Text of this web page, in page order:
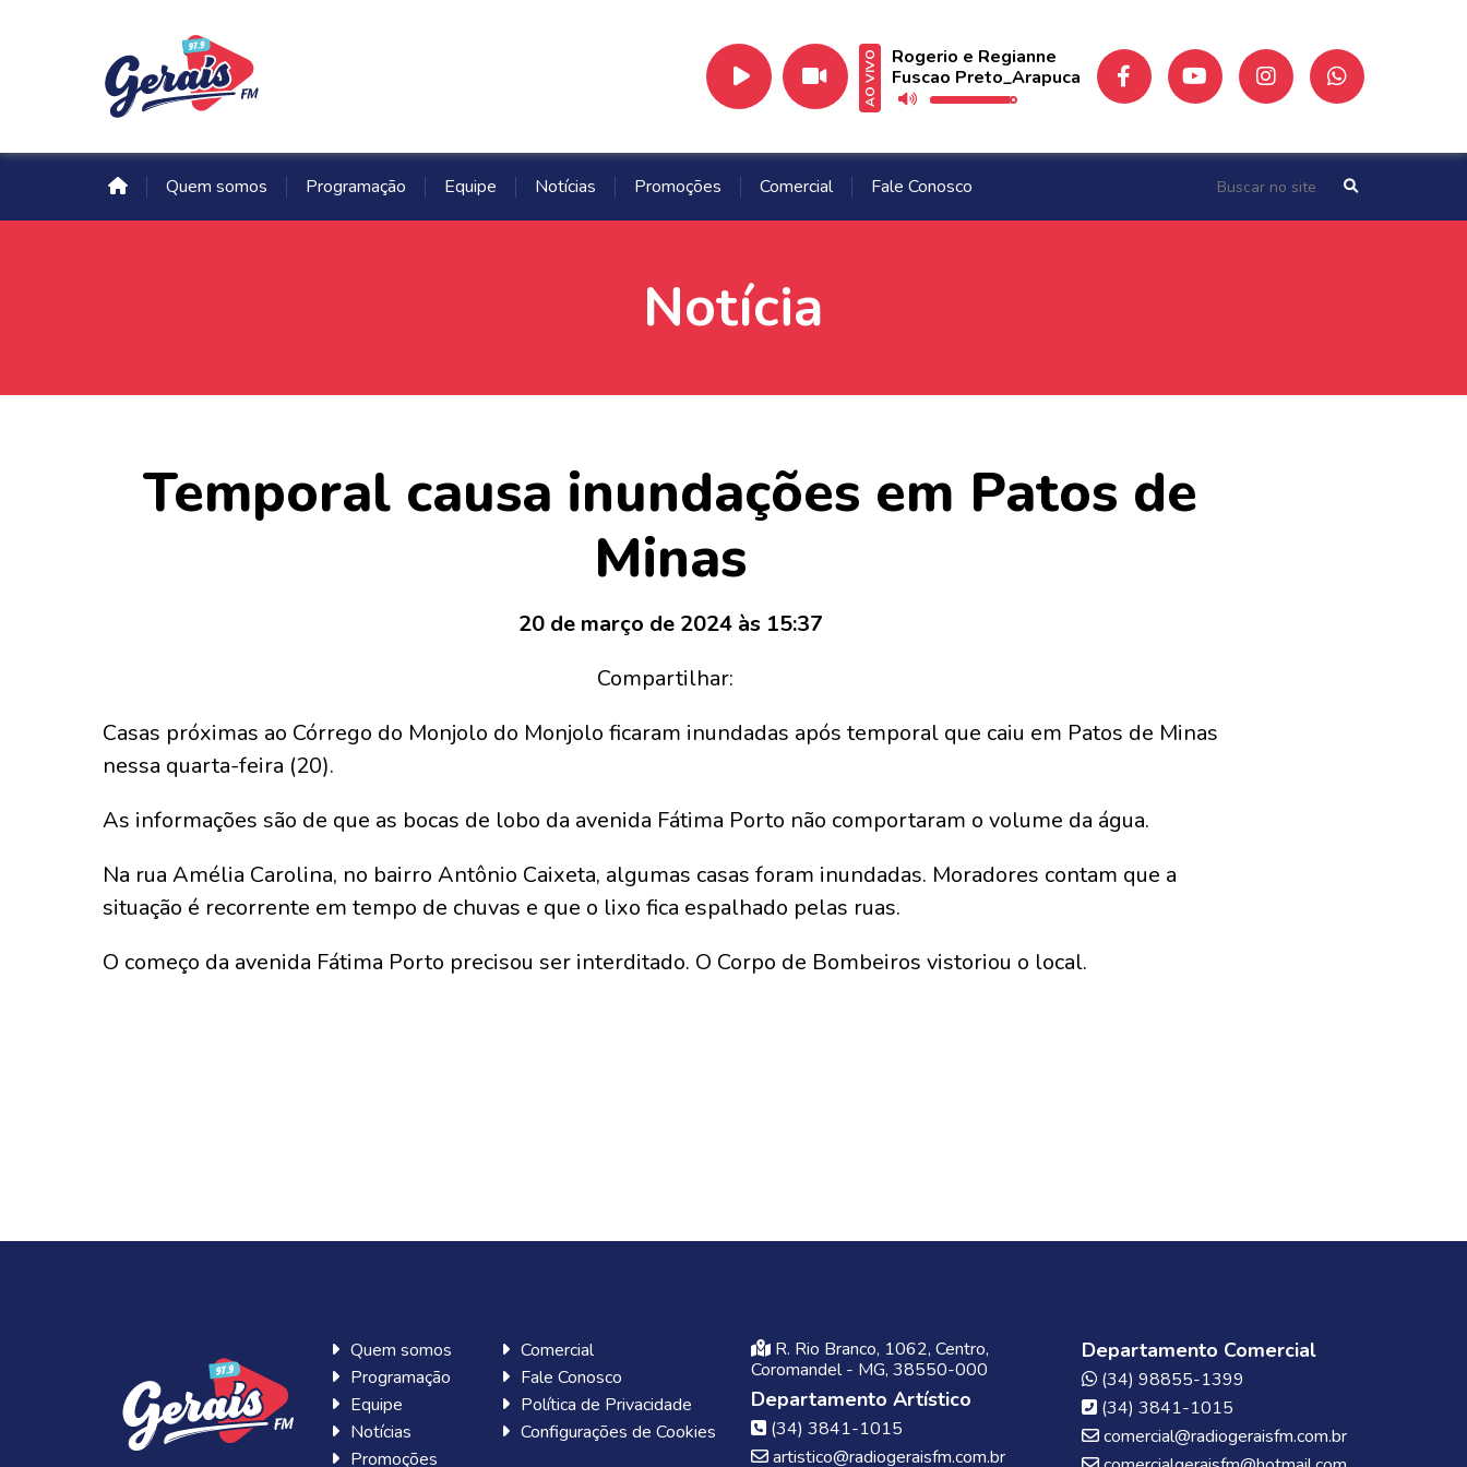
AO VIVO
Rogerio e Regianne
Fuscao Preto_Arapuca
Quem somos Programação Equipe Notícias Promoções Comercial Fale Conosco
Notícia
Temporal causa inundações em Patos de
Minas
20 de março de 2024 às 15:37
Compartilhar:
Casas próximas ao Córrego do Monjolo do Monjolo ficaram inundadas após temporal que caiu em Patos de Minas
nessa quarta-feira (20).
As informações são de que as bocas de lobo da avenida Fátima Porto não comportaram o volume da água.
Na rua Amélia Carolina, no bairro Antônio Caixeta, algumas casas foram inundadas. Moradores contam que a
situação é recorrente em tempo de chuvas e que o lixo fica espalhado pelas ruas.
O começo da avenida Fátima Porto precisou ser interditado. O Corpo de Bombeiros vistoriou o local.
Quem somos
Programação
Equipe
Notícias
Promoções
Comercial
Fale Conosco
Política de Privacidade
Configurações de Cookies
R. Rio Branco, 1062, Centro,
Coromandel - MG, 38550-000
Departamento Artístico
(34) 3841-1015
artistico@radiogeraisfm.com.br
Departamento Comercial
(34) 98855-1399
(34) 3841-1015
comercial@radiogeraisfm.com.br